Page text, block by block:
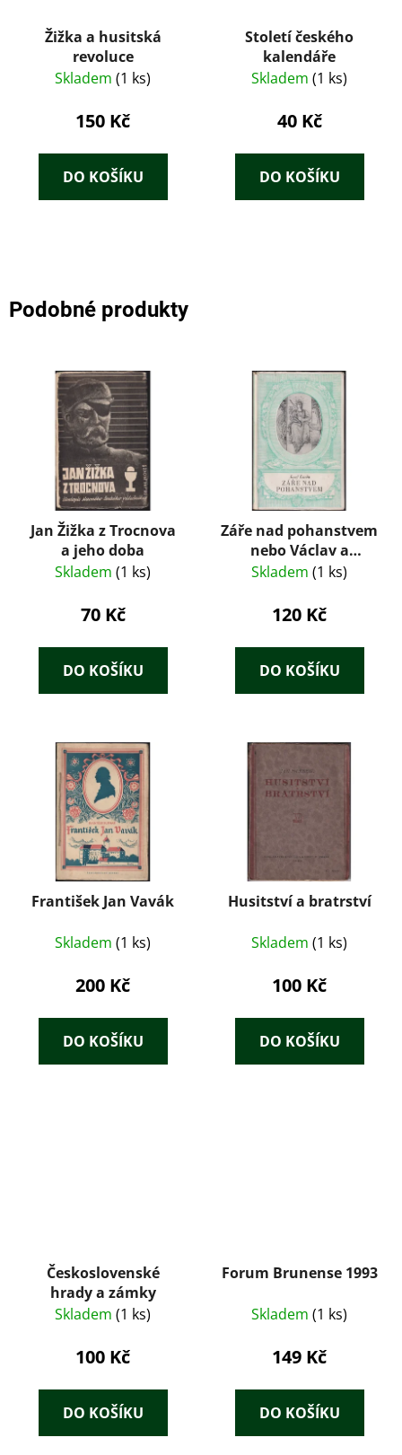
Žižka a husitská
revoluce
Skladem (1 ks)
150 Kč
DO KOŠÍKU
Století českého
kalendáře
Skladem (1 ks)
40 Kč
DO KOŠÍKU
Podobné produkty
Jan Žižka z Trocnova
a jeho doba
Skladem (1 ks)
70 Kč
DO KOŠÍKU
Záře nad pohanstvem
nebo Václav a
Boleslav
Skladem (1 ks)
120 Kč
DO KOŠÍKU
František Jan Vavák
Skladem (1 ks)
200 Kč
DO KOŠÍKU
Husitství a bratrství
Skladem (1 ks)
100 Kč
DO KOŠÍKU
Československé
hrady a zámky
Skladem (1 ks)
100 Kč
DO KOŠÍKU
Forum Brunense 1993
Skladem (1 ks)
149 Kč
DO KOŠÍKU